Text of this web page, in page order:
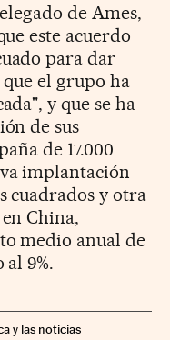
de Ames,
este acuerdo
para dar
el grupo ha
y quese ha
de sus
de 17.000
implantación
cuadrados y otra
China,
medio anual de
9%.
y las noticias